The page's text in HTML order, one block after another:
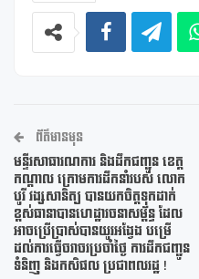
ព័ត៌មានមុន
មន្ទីរសាធារណការ និងដឹកជញ្ជូន ខេត្ត
កណ្តាល ក្រោមការដឹកនាំរបស់ លោក
បូរី វង្សសានិត្យ បានយកចិត្តទុកដាក់
ខ្ពស់ធានាបានហេដ្ឋារចនាសម្ព័ន្ធ ដែល
អាចប្រើប្រាស់បានយូរអង្វែង បម្រើ
ដល់ការធ្វើចរាចរប្រចាំថ្ងៃ ការដឹកជញ្ជូន
ទំនិញ និងកសិផល ប្រជាពលរដ្ឋ !